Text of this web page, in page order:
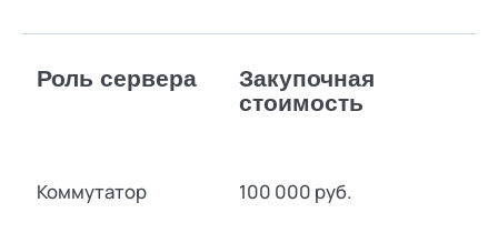
Роль сервера
Закупочная
стоимость
Коммутатор 100 000 руб.